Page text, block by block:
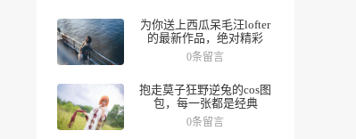
为你送上西瓜呆毛汪lofter
的最新作品，绝对精彩
0条留言
抱走莫子狂野逆兔的cos图
包，每一张都是经典
0条留言